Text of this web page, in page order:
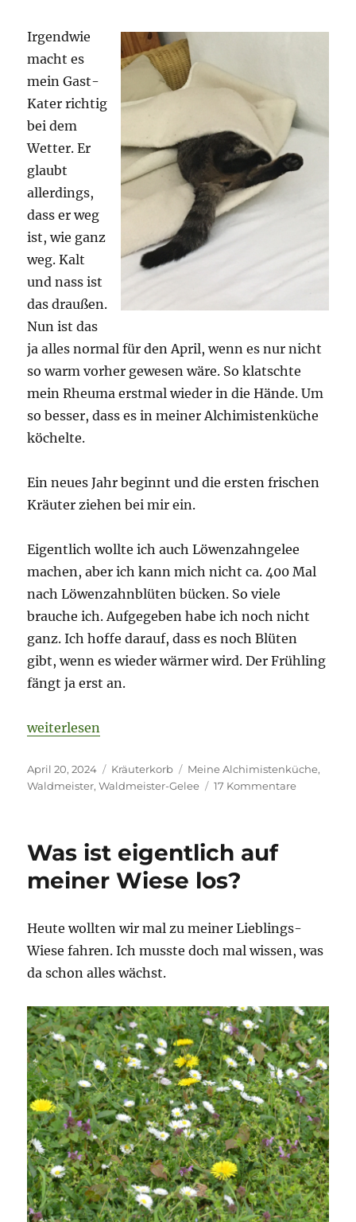
Irgendwie
macht es
mein Gast-
Kater richtig
bei dem
Wetter. Er
glaubt
allerdings,
dass er weg
ist, wie ganz
weg. Kalt
und nass ist
das draußen.
Nun ist das
ja alles normal für den April, wenn es nur nicht
so warm vorher gewesen wäre. So klatschte
mein Rheuma erstmal wieder in die Hände. Um
so besser, dass es in meiner Alchimistenküche
köchelte.
Ein neues Jahr beginnt und die ersten frischen
Kräuter ziehen bei mir ein.
Eigentlich wollte ich auch Löwenzahngelee
machen, aber ich kann mich nicht ca. 400 Mal
nach Löwenzahnblüten bücken. So viele
brauche ich. Aufgegeben habe ich noch nicht
ganz. Ich hoffe darauf, dass es noch Blüten
gibt, wenn es wieder wärmer wird. Der Frühling
fängt ja erst an.
„Alchimistenküche“
weiterlesen
Veröffentlicht
am
April 20, 2024 Kategorien
Kräuterkorb Schlagwörter
Meine Alchimistenküche,
Waldmeister,Waldmeister-Gelee 17 Kommentarezu
Was ist eigentlich auf
meiner Wiese los?
Heute wollten wir mal zu meiner Lieblings-
Wiese fahren. Ich musste doch mal wissen, was
da schon alles wächst.